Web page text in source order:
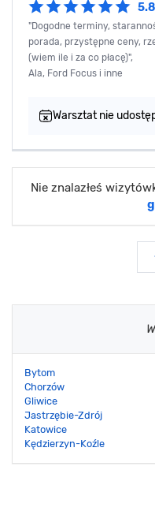
5.8
"Dogodne terminy,
porada, przystępne ceny,
(wiem ile i za co płacę)",
Ala, Ford Focus i inne
Warsztat nie
Nie znalazłeś
Bytom
Chorzów
Gliwice
Jastrzębie-Zdrój
Katowice
Kędzierzyn-Koźle